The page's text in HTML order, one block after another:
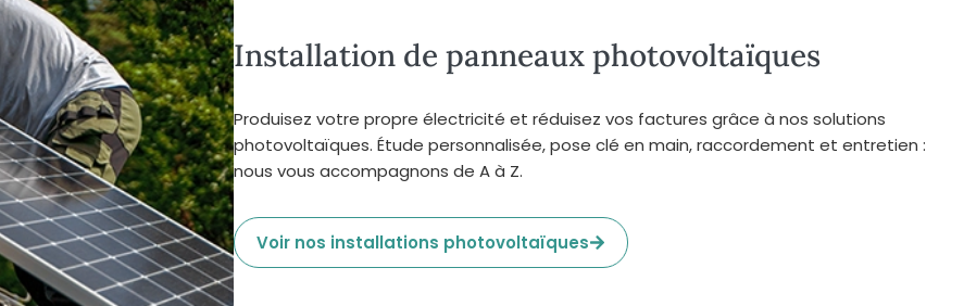
Installation de panneaux photovoltaïques
Produisez votre propre électricité et réduisez vos factures grâce à nos solutions
photovoltaïques. Étude personnalisée, pose clé en main, raccordement et entretien :
nous vous accompagnons de A à Z.
Voir nos installations photovoltaïques